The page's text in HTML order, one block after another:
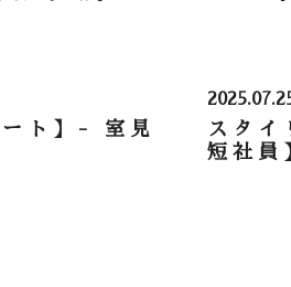
ト】- 室見
スタイ
短社員